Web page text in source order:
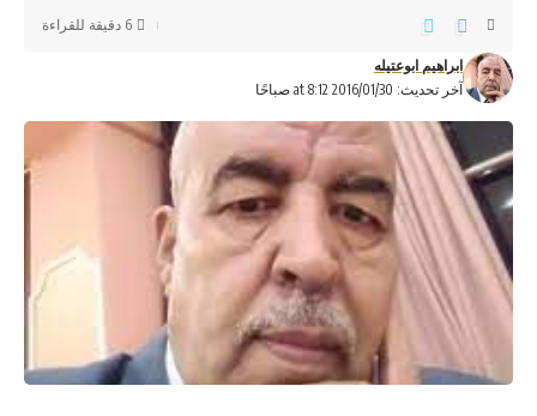
آخر تحديث: 2016/01/30 at 8:12 صباحًا
ابراهيم ابوعتيله
6 دقيقة للقراءة